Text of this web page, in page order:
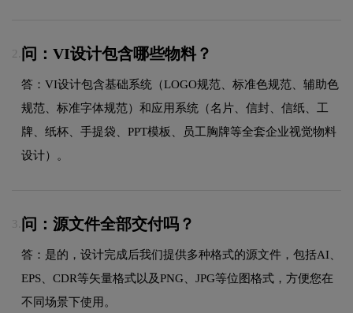
2. 问：VI设计包含哪些物料？
答：VI设计包含基础系统（LOGO规范、标准色规范、辅助色
规范、标准字体规范）和应用系统（名片、信封、信纸、工
牌、纸杯、手提袋、PPT模板、员工胸牌等全套企业视觉物料
设计）。
3. 问：源文件全部交付吗？
答：是的，设计完成后我们提供多种格式的源文件，包括AI、
EPS、CDR等矢量格式以及PNG、JPG等位图格式，方便您在
不同场景下使用。